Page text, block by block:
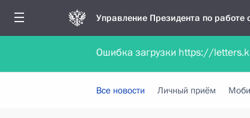
Управление Президента по
Обратиться в форме электронного
Все новости Личный приём
Ошибка загрузки https://